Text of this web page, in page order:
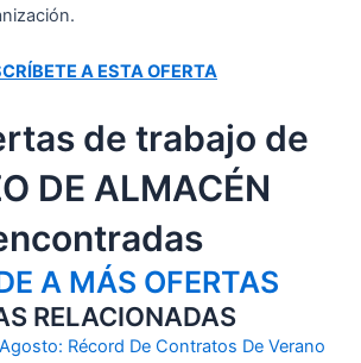
A ESTA OFERTA
de trabajo de
DE ALMACÉN
A MÁS OFERTAS
RELACIONADAS
Récord De Contratos De Verano